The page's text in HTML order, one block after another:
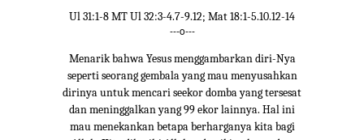
Ul 31:1-8 MT Ul 32:3-4.7-9.12; Mat 18:1-5.10.12-14
---o---
Menarik bahwa Yesus menggambarkan diri-Nya
seperti seorang gembala yang mau menyusahkan
dirinya untuk mencari seekor domba yang tersesat
dan meninggalkan yang 99 ekor lainnya. Hal ini
mau menekankan betapa berharganya kita bagi